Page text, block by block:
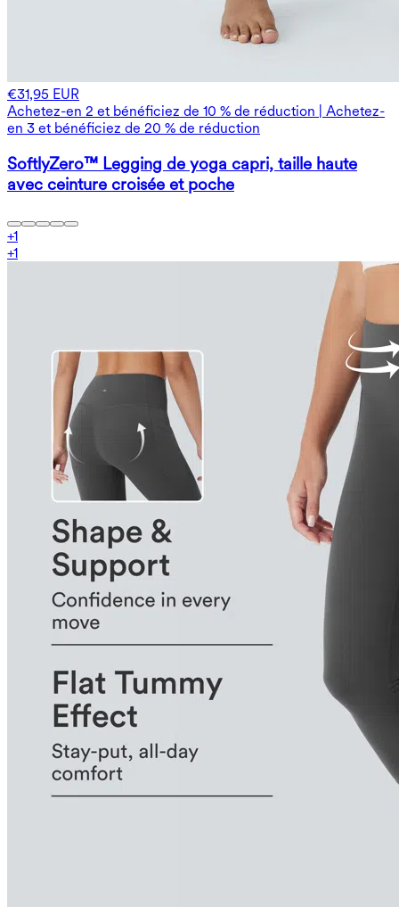
€31,95 EUR
Achetez-en 2 et bénéficiez de 10 % de réduction | Achetez-
en 3 et bénéficiez de 20 % de réduction
SoftlyZero™ Legging de yoga capri, taille haute
avec ceinture croisée et poche
+1
+1